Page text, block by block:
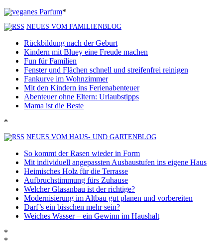
*
NEUES VOM FAMILIENBLOG
Rückbildung nach der Geburt
Kindern mit Bluey eine Freude machen
Fun für Familien
Fenster und Flächen schnell und streifenfrei reinigen
Fankurve im Wohnzimmer
Mit den Kindern ins Ferienabenteuer
Abenteuer ohne Eltern: Urlaubstipps
Mama ist die Beste
*
NEUES VOM HAUS- UND GARTENBLOG
So kommt der Rasen wieder in Form
Mit individuell angepassten Ausbaustufen ins eigene Haus
Heimisches Holz für die Terrasse
Aufbruchstimmung fürs Zuhause
Welcher Glasanbau ist der richtige?
Modernisierung im Altbau gut planen und vorbereiten
Darf’s ein bisschen mehr sein?
Weiches Wasser – ein Gewinn im Haushalt
*
*